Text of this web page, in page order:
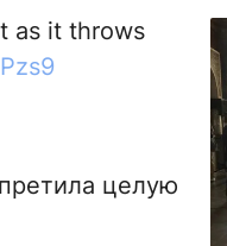
as it throws
целую